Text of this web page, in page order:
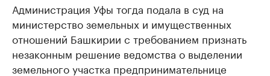
Администрация Уфы тогда подала в суд на
министерство земельных и имущественных
отношений Башкирии с требованием признать
незаконным решение ведомства о выделении
земельного участка предпринимательнице